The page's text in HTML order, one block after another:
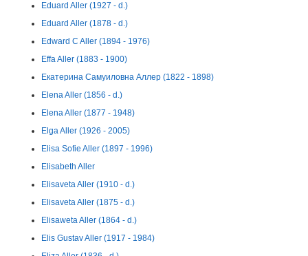
Eduard Aller (1927 - d.)
Eduard Aller (1878 - d.)
Edward C Aller (1894 - 1976)
Effa Aller (1883 - 1900)
Екатерина Самуиловна Аллер (1822 - 1898)
Elena Aller (1856 - d.)
Elena Aller (1877 - 1948)
Elga Aller (1926 - 2005)
Elisa Sofie Aller (1897 - 1996)
Elisabeth Aller
Elisaveta Aller (1910 - d.)
Elisaveta Aller (1875 - d.)
Elisaweta Aller (1864 - d.)
Elis Gustav Aller (1917 - 1984)